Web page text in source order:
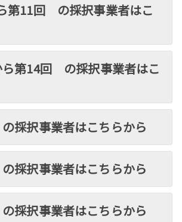
第11回 の採択事業者はこ
ら第14回 の採択事業者はこ
採択事業者はこちらから
採択事業者はこちらから
採択事業者はこちらから